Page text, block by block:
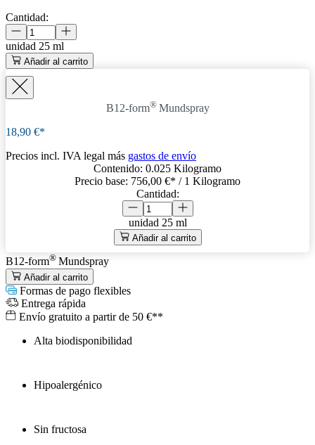
Cantidad:
unidad 25 ml
Añadir al carrito
B12-form® Mundspray
18,90 €*
Precios incl. IVA legal más gastos de envío
Contenido: 0.025 Kilogramo
Precio base: 756,00 €* / 1 Kilogramo
Cantidad:
unidad 25 ml
Añadir al carrito
B12-form® Mundspray
Añadir al carrito
Formas de pago flexibles
Entrega rápida
Envío gratuito a partir de 50 €**
Alta biodisponibilidad
Hipoalergénico
Sin fructosa